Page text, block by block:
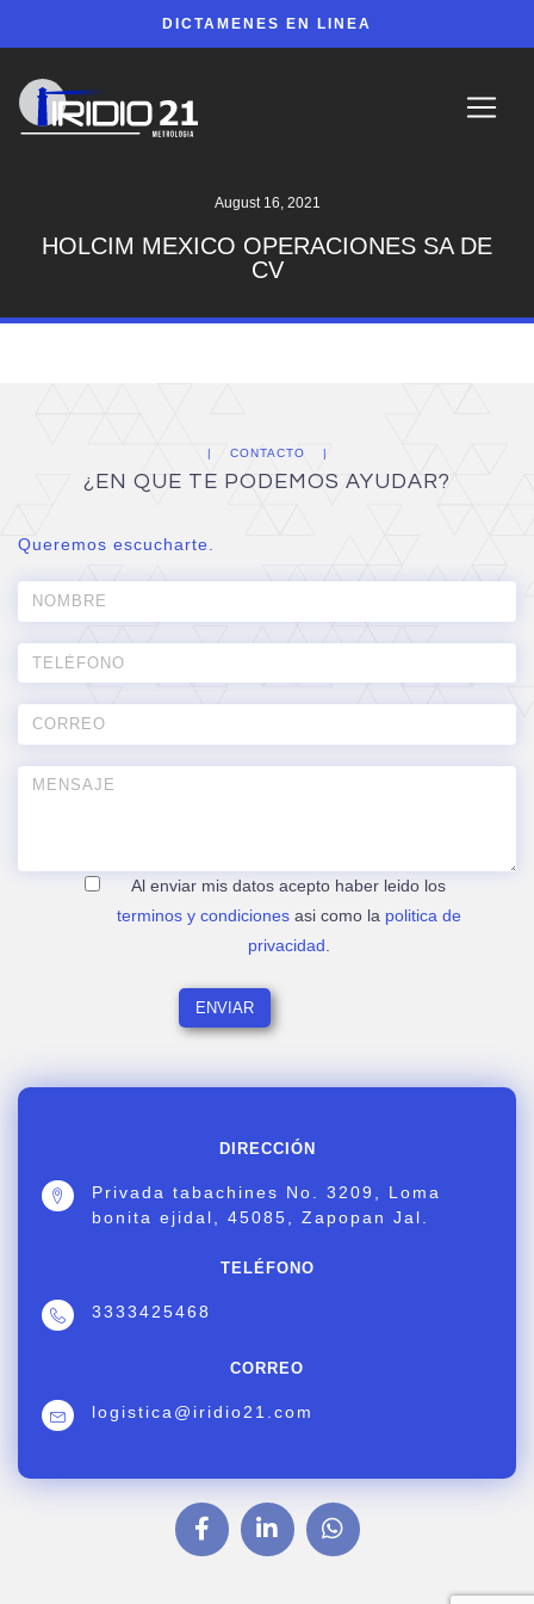
DICTAMENES EN LINEA
August 16, 2021
HOLCIM MEXICO OPERACIONES SA DE
CV
DIRECCIÓN
Privada tabachines No. 3209, Loma
bonita ejidal, 45085, Zapopan Jal.
TELÉFONO
3333425468
CORREO
logistica@iridio21.com
CONTACTO
¿EN QUE TE PODEMOS AYUDAR?
Queremos escucharte.
Al enviar mis datos acepto haber leido los
terminos y condicionesasi como la politica de
privacidad